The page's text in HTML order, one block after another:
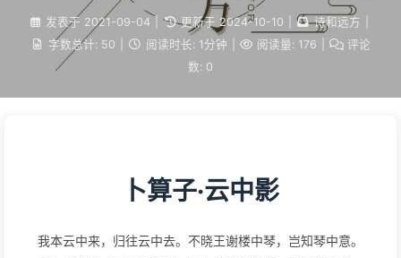
发表于 2021-09-04 更新于 2024-10-10 诗和远方
字数总计: 50 阅读时长: 1分钟 阅读量: 176
评论
数: 0
卜算子·云中影
我本云中来，归往云中去。不晓王谢楼中琴，岂知琴中意。